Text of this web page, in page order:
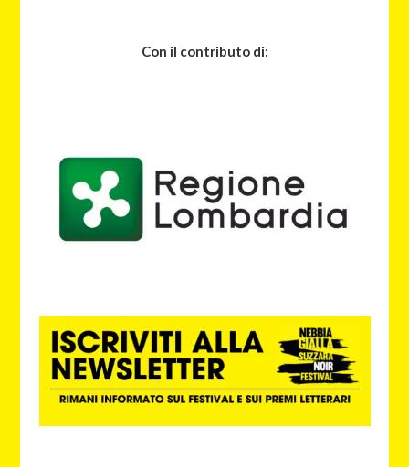
Con il contributo di: